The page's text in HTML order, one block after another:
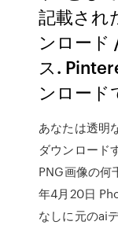
記載され
ンロード
ス.
ンロード
あなたは透明
ダウンロード
PNG画像の何
年4月20日
なしに元のai